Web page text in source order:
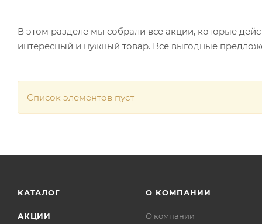
В этом разделе мы собрали все акции, которые
интересный и нужный товар. Все выгодные
Список элементов пуст
КАТАЛОГ
АКЦИИ
О КОМПАНИИ
О компании